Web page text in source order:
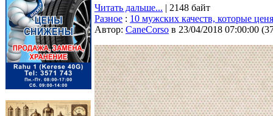
Читать дальше... | 2148 байт
Разное : 10 мужских качеств, которые
Автор: CaneCorso в 23/04/2018 07:00:00 (